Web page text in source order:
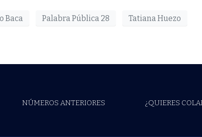
Baca Palabra Pública 28 Tatiana Huezo
NÚMEROS ANTERIORES ¿QUIERES